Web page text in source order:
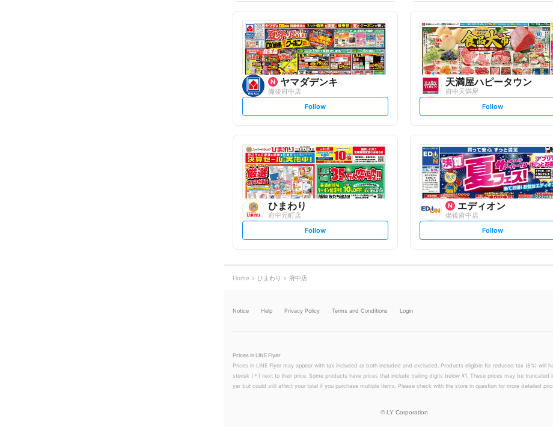
l
o
w
l
o
w
ヤマダデンキ
備後府中店
s
t
l
o
w
Follow
天満屋ハピータウン
府中天満屋
s
t
l
o
w
Follow
ひまわり
府中元町店
s
t
o
w
Follow
エディオン
備後府中店
s
t
Follow
Home ひまわり 府中店
Notice Help Privacy Policy Terms and Conditions Login
Prices in LINE Flyer
Prices in LINE Flyer may appear with tax included or both included and excluded. Products eligible for reduced tax (8%) will
sterisk (＊) next to their price. Some products have prices that include trailing digits below ¥1. These prices may be truncated
yer but could still affect your total if you purchase multiple items. Please check with the store in question for more detailed
© LY Corporation